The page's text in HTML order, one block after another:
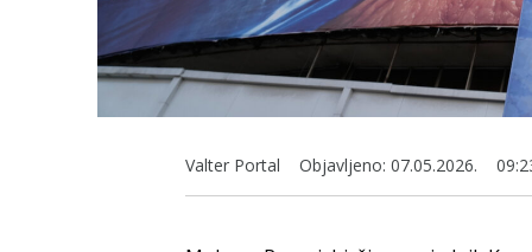
Valter Portal Objavljeno: 07.05.2026.